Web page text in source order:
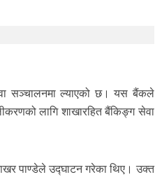
सञ्चालनमा ल्याएको छ। यस बैंकले
लागि शाखारहित बैंकिङ्ग सेवा
पाण्डेले उद्घाटन गरेका थिए। उक्त